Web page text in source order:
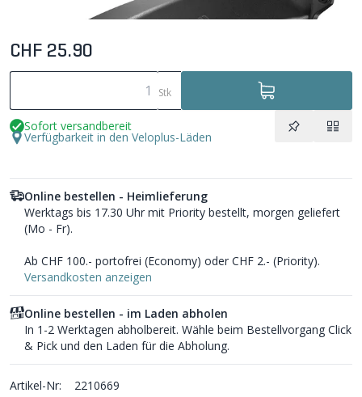
CHF 25.90
Stk
Sofort versandbereit
Verfügbarkeit in den Veloplus-Läden
Online bestellen - Heimlieferung
Werktags bis 17.30 Uhr mit Priority bestellt, morgen geliefert
(Mo - Fr).
Ab CHF 100.- portofrei (Economy) oder CHF 2.- (Priority).
Versandkosten anzeigen
Online bestellen - im Laden abholen
In 1-2 Werktagen abholbereit. Wähle beim Bestellvorgang Click
& Pick und den Laden für die Abholung.
Artikel-Nr: 2210669